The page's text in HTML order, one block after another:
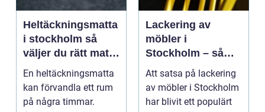
Heltäckningsmatta
i stockholm så
väljer du rätt matta
till hem och kontor
En heltäckningsmatta
kan förvandla ett rum
på några timmar.
Lackering av
möbler i
Stockholm – så
förnyar du hemmet
med professionell
möbellackering
Att satsa på lackering
av möbler i Stockholm
har blivit ett populärt